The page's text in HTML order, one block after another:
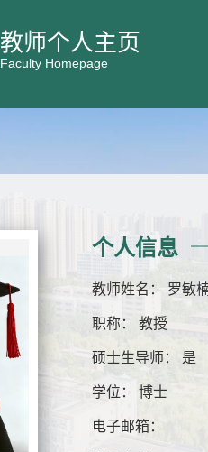
教师个人主页
Faculty Homepage
个人信息
教师姓名： 罗敏
职称： 教授
硕士生导师： 是
学位： 博士
电子邮箱：